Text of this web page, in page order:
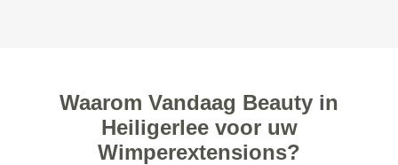
Waarom Vandaag Beauty in
Heiligerlee voor uw
Wimperextensions?